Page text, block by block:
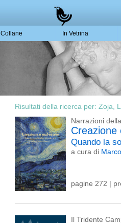
Collane In Vetrina
Risultati della ricerca per: Zoja,
Narrazioni
Creazione
Quando la
a cura di
pagine 272 |
Il Tridente